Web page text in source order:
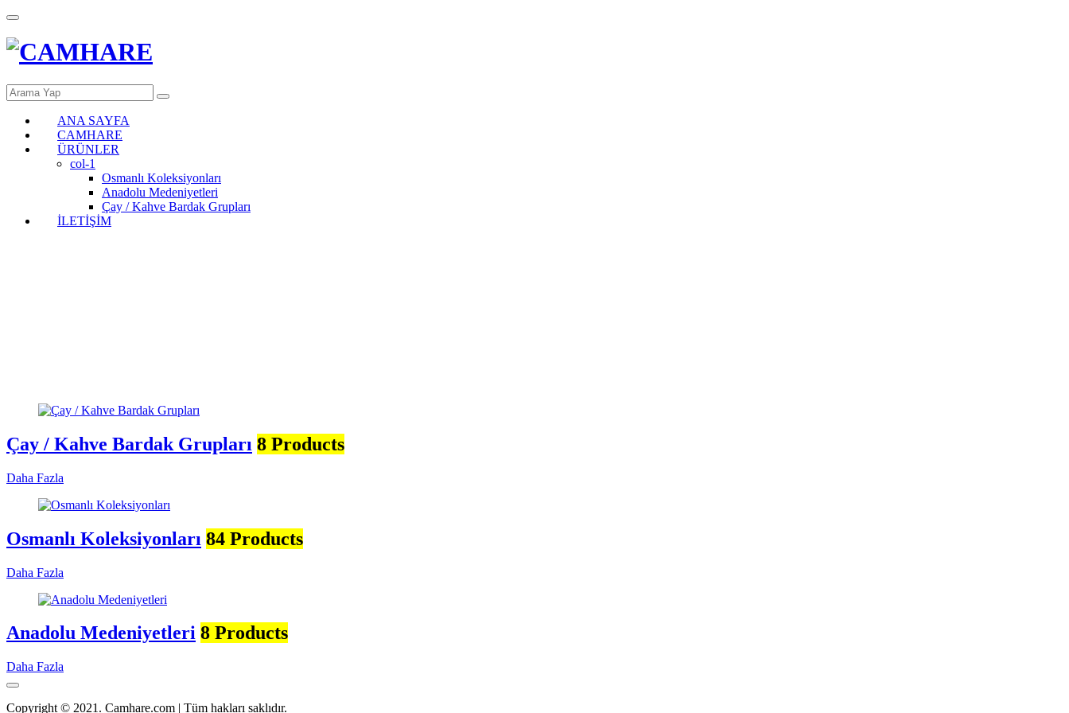
ANA SAYFA
CAMHARE
ÜRÜNLER
col-1
Osmanlı Koleksiyonları
Anadolu Medeniyetleri
Çay / Kahve Bardak Grupları
İLETİŞİM
Çay / Kahve Bardak Grupları 8 Products
Daha Fazla
Osmanlı Koleksiyonları 84 Products
Daha Fazla
Anadolu Medeniyetleri 8 Products
Daha Fazla
Copyright © 2021. Camhare.com | Tüm hakları saklıdır.